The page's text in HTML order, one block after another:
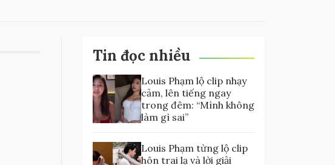
Tin đọc nhiều
Louis Phạm lộ clip nhạy
cảm, lên tiếng ngay
trong đêm: “Mình không
làm gì sai”
Louis Phạm từng lộ clip
hôn trai lạ và lời giải